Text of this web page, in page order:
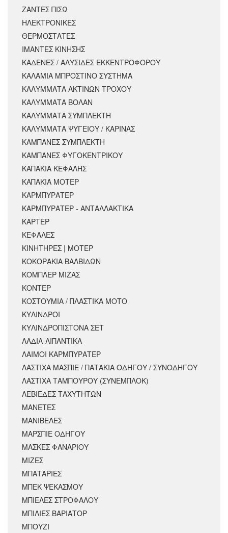
ΖΑΝΤΕΣ ΠΙΣΩ
ΗΛΕΚΤΡΟΝΙΚΕΣ
ΘΕΡΜΟΣΤΑΤΕΣ
ΙΜΑΝΤΕΣ ΚΙΝΗΣΗΣ
ΚΑΔΕΝΕΣ / ΑΛΥΣΙΔΕΣ ΕΚΚΕΝΤΡΟΦΟΡΟΥ
ΚΑΛΑΜΙΑ ΜΠΡΟΣΤΙΝΟ ΣΥΣΤΗΜΑ
ΚΑΛΥΜΜΑΤΑ ΑΚΤΙΝΩΝ ΤΡΟΧΟΥ
ΚΑΛΥΜΜΑΤΑ ΒΟΛΑΝ
ΚΑΛΥΜΜΑΤΑ ΣΥΜΠΛΕΚΤΗ
ΚΑΛΥΜΜΑΤΑ ΨΥΓΕΙΟΥ / ΚΑΡΙΝΑΣ
ΚΑΜΠΑΝΕΣ ΣΥΜΠΛΕΚΤΗ
ΚΑΜΠΑΝΕΣ ΦΥΓΟΚΕΝΤΡΙΚΟΥ
ΚΑΠΑΚΙΑ ΚΕΦΑΛΗΣ
ΚΑΠΑΚΙΑ ΜΟΤΕΡ
ΚΑΡΜΠΥΡΑΤΕΡ
ΚΑΡΜΠΥΡΑΤΕΡ - ΑΝΤΑΛΛΑΚΤΙΚΑ
ΚΑΡΤΕΡ
ΚΕΦΑΛΕΣ
ΚΙΝΗΤΗΡΕΣ | ΜΟΤΕΡ
ΚΟΚΟΡΑΚΙΑ ΒΑΛΒΙΔΩΝ
ΚΟΜΠΛΕΡ ΜΙΖΑΣ
ΚΟΝΤΕΡ
ΚΟΣΤΟΥΜΙΑ / ΠΛΑΣΤΙΚΑ ΜΟΤΟ
ΚΥΛΙΝΔΡΟΙ
ΚΥΛΙΝΔΡΟΠΙΣΤΟΝΑ ΣΕΤ
ΛΑΔΙΑ-ΛΙΠΑΝΤΙΚΑ
ΛΑΙΜΟΙ ΚΑΡΜΠΥΡΑΤΕΡ
ΛΑΣΤΙΧΑ ΜΑΣΠΙΕ / ΠΑΤΑΚΙΑ ΟΔΗΓΟΥ / ΣΥΝΟΔΗΓΟΥ
ΛΑΣΤΙΧΑ ΤΑΜΠΟΥΡΟΥ (ΣΥΝΕΜΠΛΟΚ)
ΛΕΒΙΕΔΕΣ ΤΑΧΥΤΗΤΩΝ
ΜΑΝΕΤΕΣ
ΜΑΝΙΒΕΛΕΣ
ΜΑΡΣΠΙΕ ΟΔΗΓΟΥ
ΜΑΣΚΕΣ ΦΑΝΑΡΙΟΥ
ΜΙΖΕΣ
ΜΠΑΤΑΡΙΕΣ
ΜΠΕΚ ΨΕΚΑΣΜΟΥ
ΜΠΙΕΛΕΣ ΣΤΡΟΦΑΛΟΥ
ΜΠΙΛΙΕΣ ΒΑΡΙΑΤΟΡ
ΜΠΟΥΖΙ